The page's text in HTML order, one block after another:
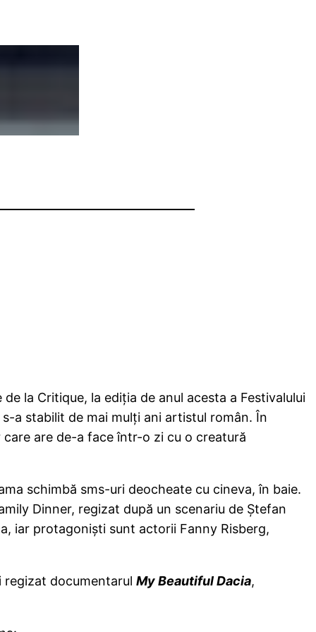
la Critique, la ediţia de anul acesta a Festivalului
a stabilit de mai mulţi ani artistul român. În
care are de-a face într-o zi cu o creatură
schimbă sms-uri deocheate cu cineva, în baie.
Dinner, regizat după un scenariu de Ştefan
iar protagonişti sunt actorii Fanny Risberg,
regizat documentarul My Beautiful Dacia,